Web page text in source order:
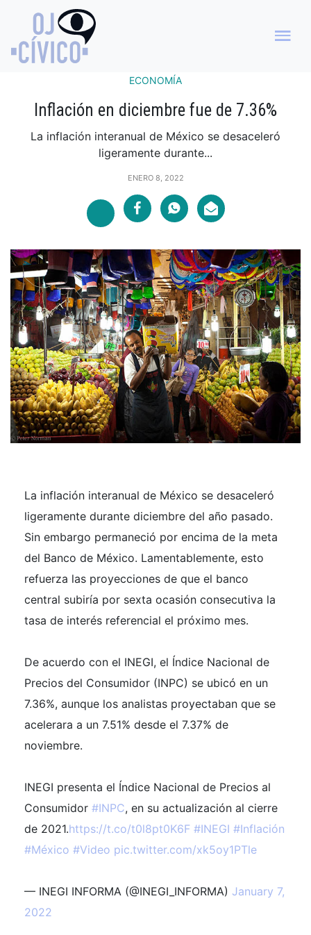
ECONOMÍA
Inflación en diciembre fue de 7.36%
La inflación interanual de México se desaceleró
ligeramente durante...
ENERO 8, 2022
La inflación interanual de México se desaceleró
ligeramente durante diciembre del año pasado.
Sin embargo permaneció por encima de la meta
del Banco de México. Lamentablemente, esto
refuerza las proyecciones de que el banco
central subiría por sexta ocasión consecutiva la
tasa de interés referencial el próximo mes.
De acuerdo con el INEGI, el Índice Nacional de
Precios del Consumidor (INPC) se ubicó en un
7.36%, aunque los analistas proyectaban que se
acelerara a un 7.51% desde el 7.37% de
noviembre.
INEGI presenta el Índice Nacional de Precios al
Consumidor #INPC, en su actualización al cierre
de 2021.https://t.co/t0l8pt0K6F #INEGI #Inflación
#México #Video pic.twitter.com/xk5oy1PTle
— INEGI INFORMA (@INEGI_INFORMA) January 7,
2022